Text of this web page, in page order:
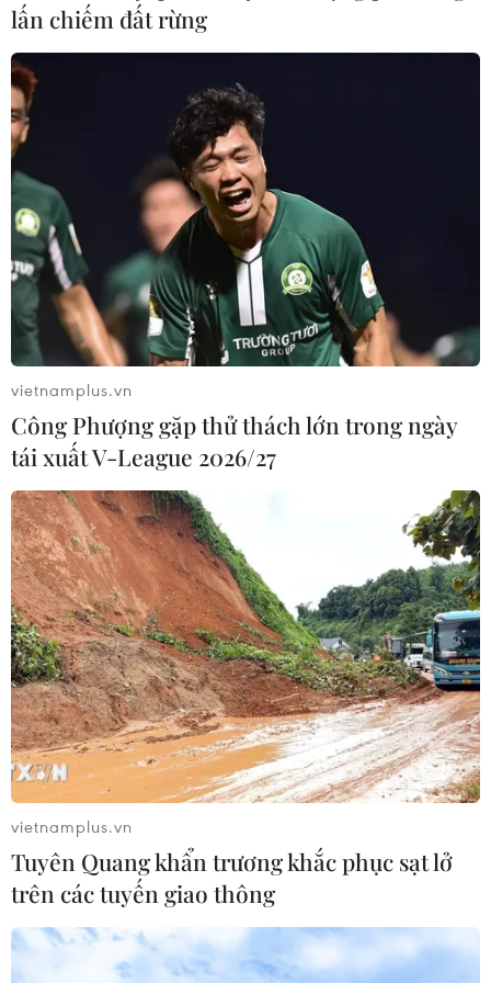
Tổng thống Brazil lại vướng vào cáo buộc
theo dõi thẩm phán
11/06/2017 03:00
Tổng thống Brazil Michel Temer lại vướng vào những
rắc rối mới sau khi xuất hiện một báo cáo cho thấy nhà
lãnh đạo này đã yêu cầu phải "bới móc những sai lầm
trong quá khứ" của một thẩm phán.
lấn chiếm đất rừng
vietnamplus.vn
Công Phượng gặp thử thách lớn trong ngày
tái xuất V-League 2026/27
vietnamplus.vn
Tuyên Quang khẩn trương khắc phục sạt lở
trên các tuyến giao thông